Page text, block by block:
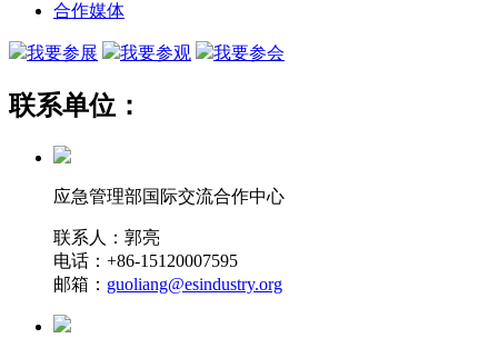
合作媒体
我要参展 我要参观 我要参会
联系单位：
应急管理部国际交流合作中心
联系人：郭亮
电话：+86-15120007595
邮箱： guoliang@esindustry.org